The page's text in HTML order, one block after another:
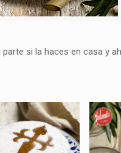
si la haces en casa y